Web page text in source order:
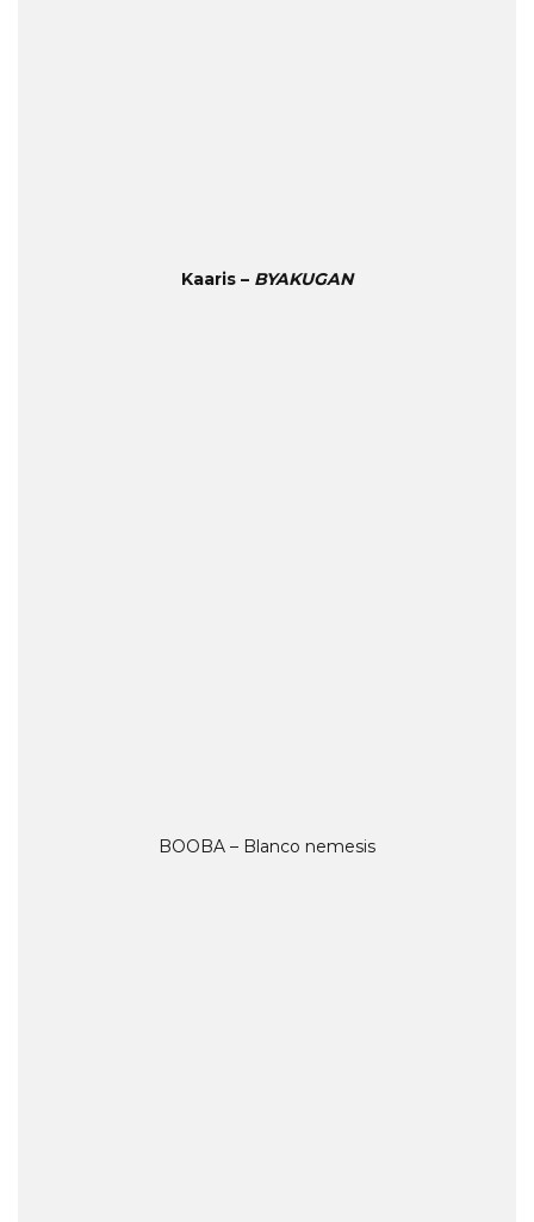
Kaaris – BYAKUGAN
BOOBA – Blanco nemesis